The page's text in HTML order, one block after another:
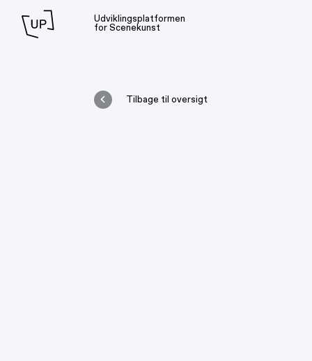
Udviklingsplatformen
for Scenekunst
Tilbage til oversigt